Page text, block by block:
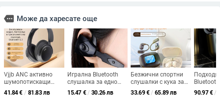
more Може да харесате още
Vjjb ANC активно
шумопотискащи
слушалки над ухото
Bluetooth – 8 ч
41.84€ / 81.83 лв
Игрална Bluetooth
слушалка за едно
ухо с ушна
закачалка, Bluetooth
15.47 € / 30.26 лв
Безжични спортни
слушалки с кука за
ухото и управление с
докосване, цифров
33.69€ / 65.89 лв
екран,
90.97€ /